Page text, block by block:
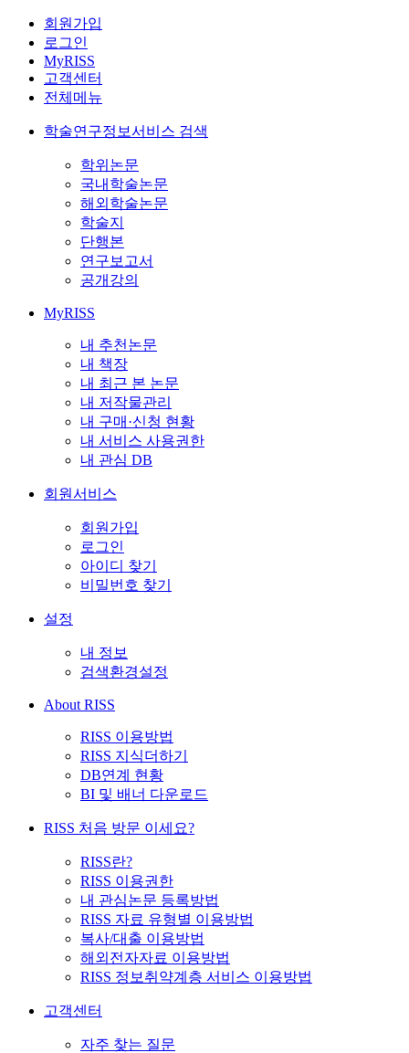
회원가입
로그인
MyRISS
고객센터
전체메뉴
학술연구정보서비스 검색
학위논문
국내학술논문
해외학술논문
학술지
단행본
연구보고서
공개강의
MyRISS
내 추천논문
내 책장
내 최근 본 논문
내 저작물관리
내 구매·신청 현황
내 서비스 사용권한
내 관심 DB
회원서비스
회원가입
로그인
아이디 찾기
비밀번호 찾기
설정
내 정보
검색환경설정
About RISS
RISS 이용방법
RISS 지식더하기
DB연계 현황
BI 및 배너 다운로드
RISS 처음 방문 이세요?
RISS란?
RISS 이용권한
내 관심논문 등록방법
RISS 자료 유형별 이용방법
복사/대출 이용방법
해외전자자료 이용방법
RISS 정보취약계층 서비스 이용방법
고객센터
자주 찾는 질문